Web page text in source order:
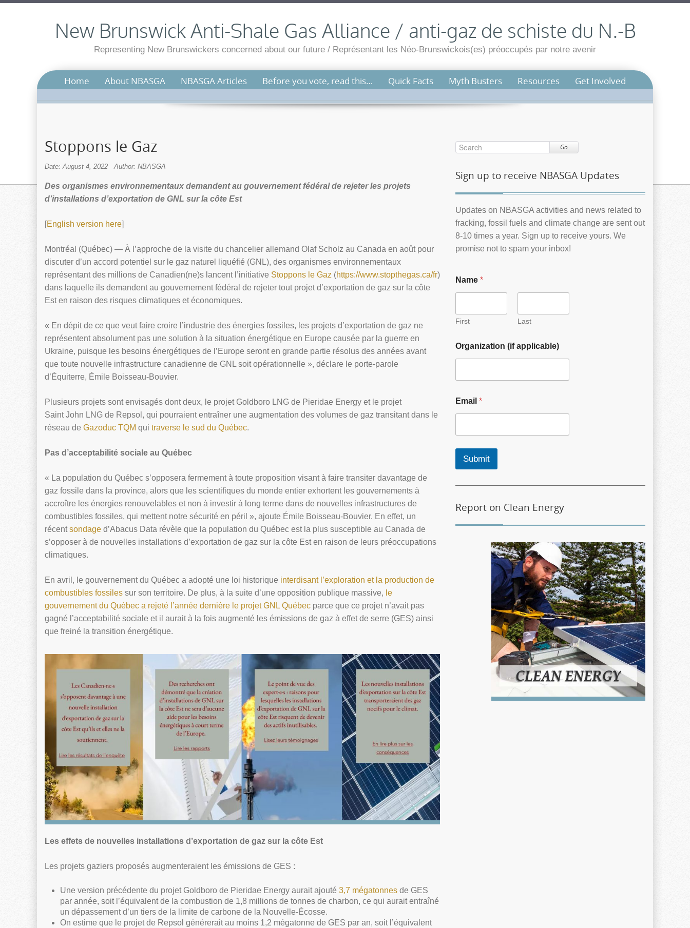
New Brunswick Anti-Shale Gas Alliance / anti-gaz de schiste du N.-B
Representing New Brunswickers concerned about our future / Représentant les Néo-Brunswickois(es) préoccupés par notre avenir
Home About NBASGA NBASGA Articles Before you vote, read this… Quick Facts Myth Busters Resources Get Involved
Stoppons le Gaz
Date: August 4, 2022 Author: NBASGA
Des organismes environnementaux demandent au gouvernement fédéral de rejeter les projets
d’installations d’exportation de GNL sur la côte Est
[English version here]
Montréal (Québec) — À l’approche de la visite du chancelier allemand Olaf Scholz au Canada en août pour
discuter d’un accord potentiel sur le gaz naturel liquéfié (GNL), des organismes environnementaux
représentant des millions de Canadien(ne)s lancent l’initiative Stoppons le Gaz (https://www.stopthegas.ca/fr)
dans laquelle ils demandent au gouvernement fédéral de rejeter tout projet d’exportation de gaz sur la côte
Est en raison des risques climatiques et économiques.
« En dépit de ce que veut faire croire l’industrie des énergies fossiles, les projets d’exportation de gaz ne
représentent absolument pas une solution à la situation énergétique en Europe causée par la guerre en
Ukraine, puisque les besoins énergétiques de l’Europe seront en grande partie résolus des années avant
que toute nouvelle infrastructure canadienne de GNL soit opérationnelle », déclare le porte-parole
d’Équiterre, Émile Boisseau-Bouvier.
Plusieurs projets sont envisagés dont deux, le projet Goldboro LNG de Pieridae Energy et le projet
Saint John LNG de Repsol, qui pourraient entraîner une augmentation des volumes de gaz transitant dans le
réseau de Gazoduc TQM qui traverse le sud du Québec.
Pas d’acceptabilité sociale au Québec
« La population du Québec s’opposera fermement à toute proposition visant à faire transiter davantage de
gaz fossile dans la province, alors que les scientifiques du monde entier exhortent les gouvernements à
accroître les énergies renouvelables et non à investir à long terme dans de nouvelles infrastructures de
combustibles fossiles, qui mettent notre sécurité en péril », ajoute Émile Boisseau-Bouvier. En effet, un
récentsondage d’Abacus Data révèle que la population du Québec est la plus susceptible au Canada de
s’opposer à de nouvelles installations d’exportation de gaz sur la côte Est en raison de leurs préoccupations
climatiques.
En avril, le gouvernement du Québec a adopté une loi historique interdisant l’exploration et la production de
combustibles fossiles sur son territoire. De plus, à la suite d’une opposition publique massive, le
gouvernement du Québec a rejeté l’année dernière le projet GNL Québec parce que ce projet n’avait pas
gagné l’acceptabilité sociale et il aurait à la fois augmenté les émissions de gaz à effet de serre (GES) ainsi
que freiné la transition énergétique.
Les effets de nouvelles installations d’exportation de gaz sur la côte Est
Les projets gaziers proposés augmenteraient les émissions de GES :
Une version précédente du projet Goldboro de Pieridae Energy aurait ajouté 3,7 mégatonnes de GES
par année, soit l’équivalent de la combustion de 1,8 millions de tonnes de charbon, ce qui aurait entraîné
un dépassement d’un tiers de la limite de carbone de la Nouvelle-Écosse.
On estime que le projet de Repsol générerait au moins 1,2 mégatonne de GES par an, soit l’équivalent
Go
Sign up to receive NBASGA Updates
Updates on NBASGA activities and news related to
fracking, fossil fuels and climate change are sent out
8-10 times a year. Sign up to receive yours. We
promise not to spam your inbox!
Name *
First Last
Organization (if applicable)
Email *
Submit
Report on Clean Energy